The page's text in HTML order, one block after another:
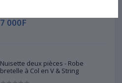
7 000F
Nuisette deux pièces - Robe
bretelle à Col en V & String